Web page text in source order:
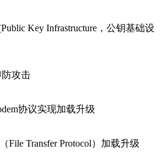
Key Infrastructure，公钥基础设
防攻击
协议实现加载升级
File Transfer Protocol）加载升级